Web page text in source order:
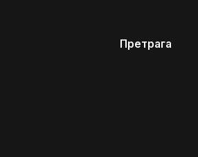
Претрага